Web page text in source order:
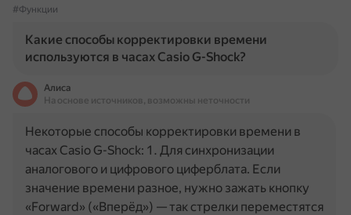
#Функции
Какие способы корректировки времени
используются в часах Casio G-Shock?
Алиса
На основе источников, возможны неточности
Некоторые способы корректировки времени в
часах Casio G-Shock: 1. Для синхронизации
аналогового и цифрового циферблата. Если
значение времени разное, нужно зажать кнопку
«Forward» («Вперёд») — так стрелки переместятся